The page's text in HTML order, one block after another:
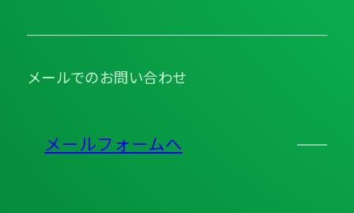
メールでのお問い合わせ
メールフォームへ